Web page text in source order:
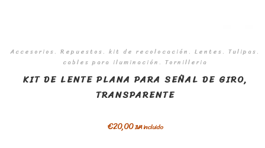
Accesorios. Repuestos. kit de recolocación. Lentes. Tulipas.
cables para iluminación. Tornilleria
KIT DE LENTE PLANA PARA SEÑAL DE GIRO,
TRANSPARENTE
€20,00IVA incluido